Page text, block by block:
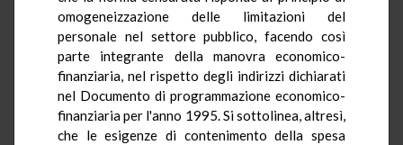
omogeneizzazione delle limitazioni del
personale nel settore pubblico, facendo così
parte integrante della manovra economico-
finanziaria, nel rispetto degli indirizzi dichiarati
nel Documento di programmazione economico-
finanziaria per l'anno 1995. Si sottolinea, altresì,
che le esigenze di contenimento della spesa